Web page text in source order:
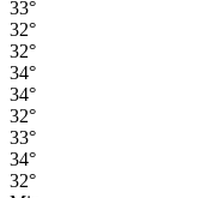
33°
32°
32°
34°
34°
32°
33°
34°
32°